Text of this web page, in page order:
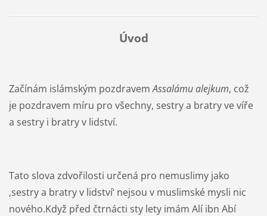
Úvod
Začínám islámským pozdravemAssalámu alejkum, což
je pozdravem míru pro všechny, sestry a bratry ve víře
a sestry i bratry v lidství.
Tato slova zdvořilosti určená pro nemuslimy jako
‚sestry a bratry v lidství‘ nejsou v muslimské mysli nic
nového.Když před čtrnácti sty lety imám Alí ibn Abí